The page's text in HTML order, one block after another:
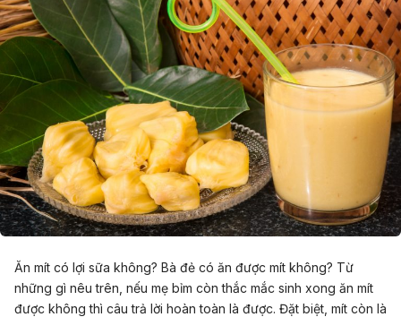
Ăn mít có lợi sữa không? Bà đẻ có ăn được mít không? Từ
những gì nêu trên, nếu mẹ bỉm còn thắc mắc sinh xong ăn mít
được không thì câu trả lời hoàn toàn là được. Đặt biệt, mít còn là